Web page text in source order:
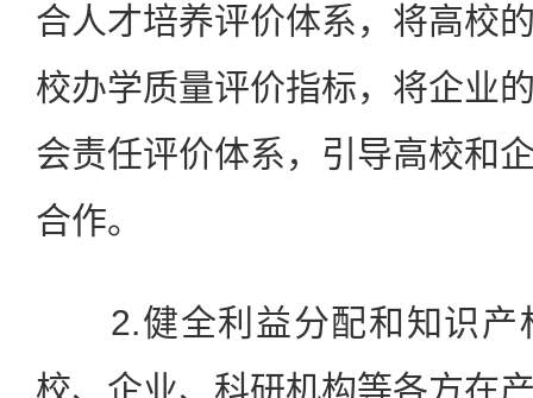
合人才培养评价体系，将高校
校办学质量评价指标，将企业
会责任评价体系，引导高校和
合作。
2.健全利益分配和知识产
校、企业、科研机构等各方在